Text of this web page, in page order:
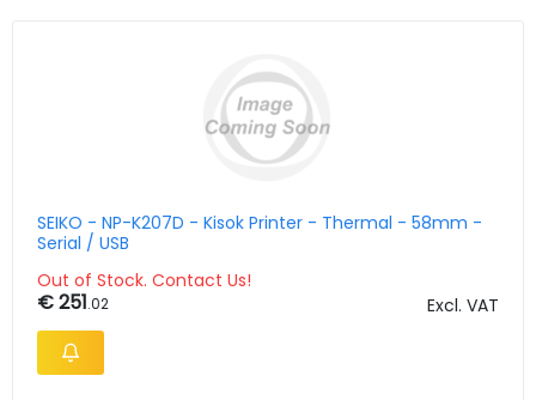
SEIKO - NP-K207D - Kisok Printer - Thermal - 58mm -
Serial / USB
Out of Stock. Contact Us!
€ 251.02 Excl. VAT